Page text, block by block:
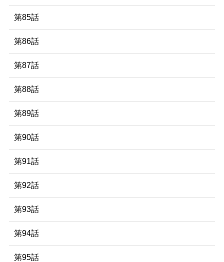
第85話
第86話
第87話
第88話
第89話
第90話
第91話
第92話
第93話
第94話
第95話